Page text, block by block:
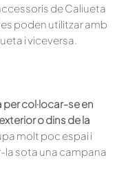
de Caliueta
poden utilitzar amb
i viceversa.
col·locar-se en
o dins de la
molt poc espai i
la sota una campana